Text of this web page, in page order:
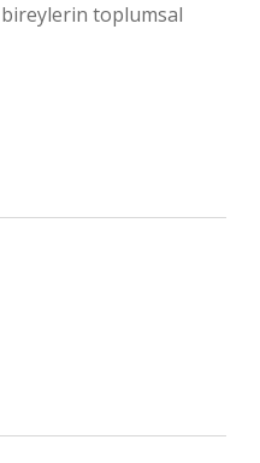
toplumsal